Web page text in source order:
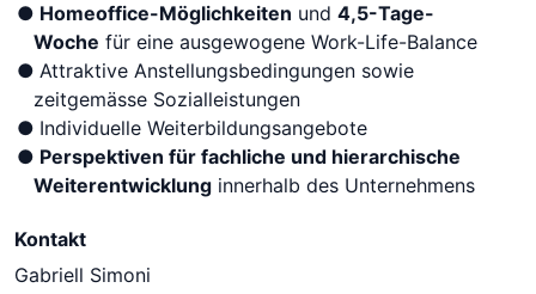
Homeoffice-Möglichkeiten und4,5-Tage-
Woche für eine ausgewogene Work-Life-Balance
Attraktive Anstellungsbedingungen sowie
zeitgemässe Sozialleistungen
Individuelle Weiterbildungsangebote
Perspektiven für fachliche und hierarchische
Weiterentwicklung innerhalb des Unternehmens
Kontakt
Gabriell Simoni